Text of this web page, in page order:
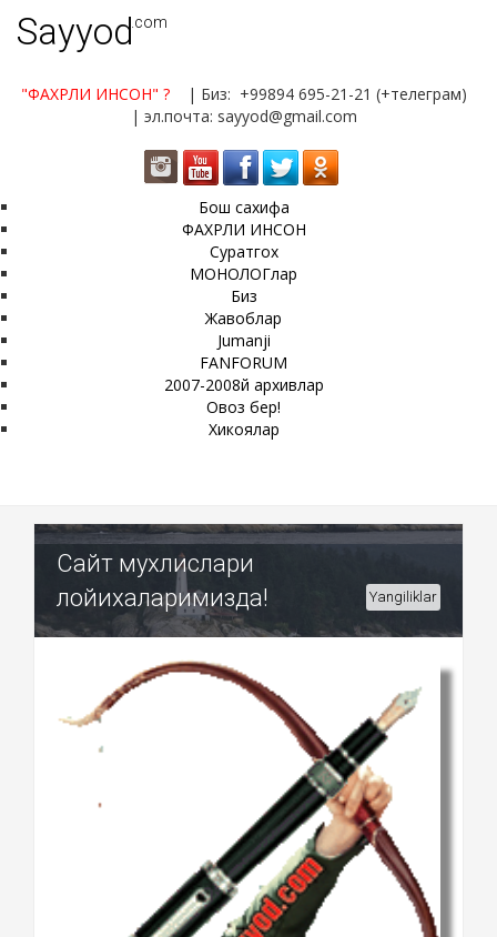
Sayyod.com
"ФАХРЛИ ИНСОН" ?
| Биз: +99894 695-21-21 (+телеграм)
| эл.почта: sayyod@gmail.com
Бош сахифа
ФАХРЛИ ИНСОН
Суратгох
МОНОЛОГлар
Биз
Жавоблар
Jumanji
FANFORUM
2007-2008й архивлар
Овоз бер!
Хикоялар
Сайт мухлислари
лойихаларимизда!
Yangiliklar